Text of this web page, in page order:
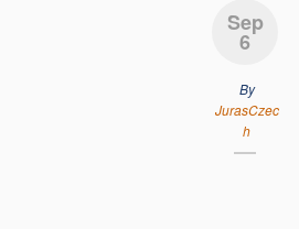
Sep
6
By
JurasCzec
h